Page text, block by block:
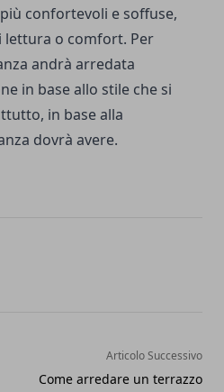
confortevoli e soffuse,
lettura o comfort. Per
andrà arredata
in base allo stile che si
in base alla
dovrà avere.
Articolo Successivo
Come arredare un terrazzo